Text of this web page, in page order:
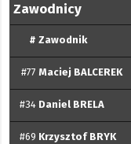
Zawodnicy
# Zawodnik
#77 Maciej BALCEREK
#34 Daniel BRELA
#69 Krzysztof BRYK